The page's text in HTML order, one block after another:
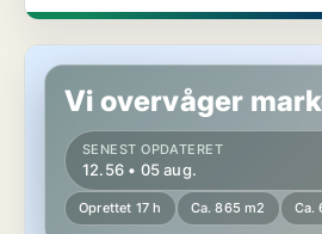
Hotelejendom i Langeskov
Vi overvåger
SENEST OPDATERET
12.56 • 05 aug.
Oprettet 17 h Ca. 865 m2 Ca.